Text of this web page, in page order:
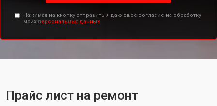
Нажимая на кнопку отправить я даю свое согласие на обработку
моих персональных данных.
Прайс лист на ремонт